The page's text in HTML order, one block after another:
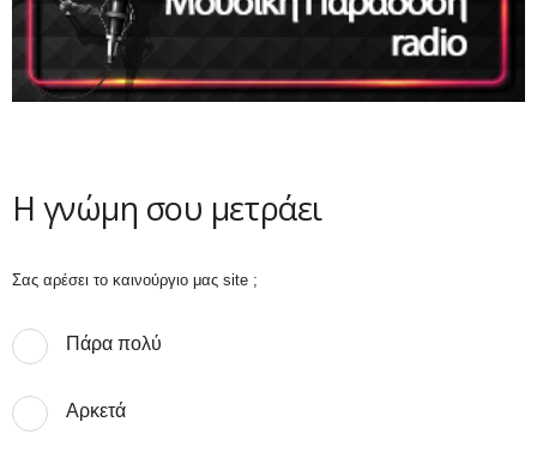
Η γνώμη σου μετράει
Σας αρέσει το καινούργιο μας site ;
Πάρα πολύ
Αρκετά